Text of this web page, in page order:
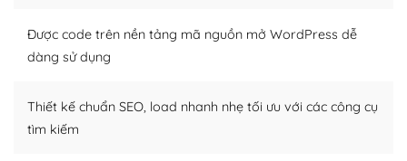
Nếu bạn có các kỹ thuật cơ bản với một theme được
Dễ dàng tùy chỉnh trên WordPress
Được code trên nền tảng mã nguồn mở WordPress dễ
dàng sử dụng
Thiết kế chuẩn SEO, load nhanh nhẹ tối ưu với các công cụ
tìm kiếm